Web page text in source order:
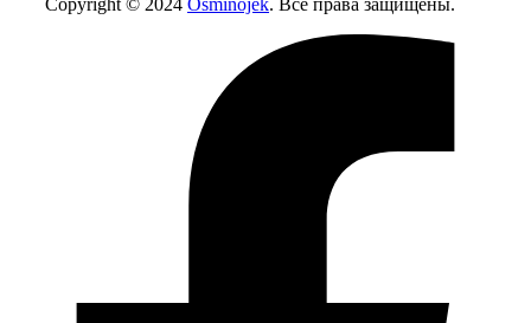
Copyright © 2024 Osminojek. Все права защищены.